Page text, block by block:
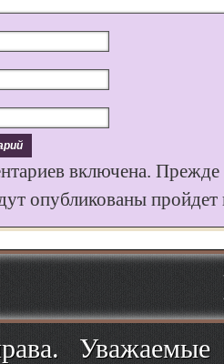
включена.
опубликованы пройдет